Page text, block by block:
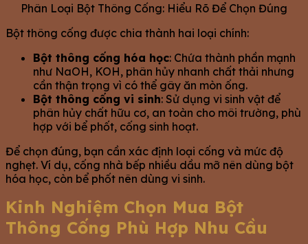
Phân Loại Bột Thông Cống: Hiểu Rõ Để Chọn Đúng
Bột thông cống được chia thành hai loại chính:
Bột thông cống hóa học: Chứa thành phần mạnh
như NaOH, KOH, phân hủy nhanh chất thải nhưng
cần thận trọng vì có thể gây ăn mòn ống.
Bột thông cống vi sinh: Sử dụng vi sinh vật để
phân hủy chất hữu cơ, an toàn cho môi trường, phù
hợp với bể phốt, cống sinh hoạt.
Để chọn đúng, bạn cần xác định loại cống và mức độ
nghẹt. Ví dụ, cống nhà bếp nhiều dầu mỡ nên dùng bột
hóa học, còn bể phốt nên dùng vi sinh.
Kinh Nghiệm Chọn Mua Bột
Thông Cống Phù Hợp Nhu Cầu